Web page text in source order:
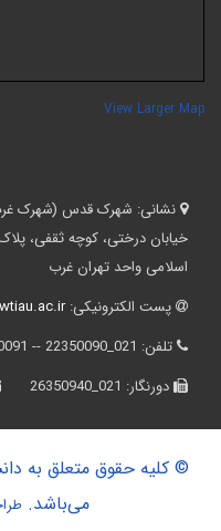
View Larger
نشانی:شهرک قدس (شهرک غرب)،
اسلامی واحد تهران غرب
پست الکترونیکی:
تلفن:021_22350090 -- 22350091--22350092
دورنگار:021_26350940
© کلیه حقوق متعلق به
می‌باشد.